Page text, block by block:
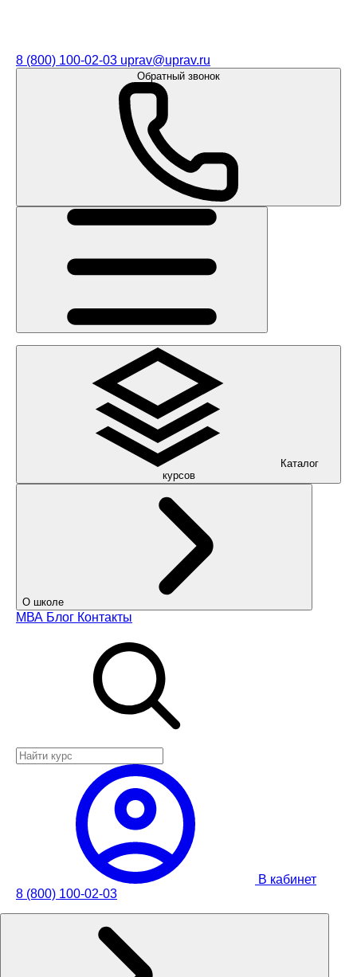
8 (800) 100-02-03 uprav@uprav.ru
Обратный звонок
Каталог
курсов
О школе
МВА Блог Контакты
В кабинет
8 (800) 100-02-03